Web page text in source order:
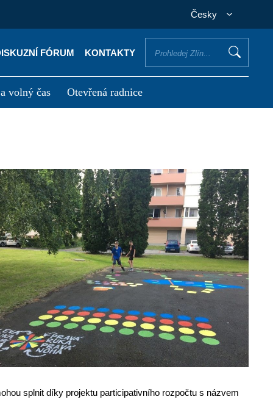
Česky
FÓRUM KONTAKTY
volný čas Otevřená radnice
splnit díky projektu participativního rozpočtu s názvem